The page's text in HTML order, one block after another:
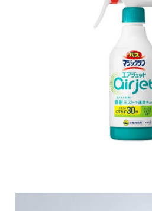
L'objectif de cette
faciliter le nettoyage